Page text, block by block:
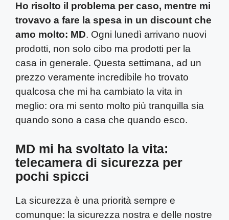
Ho risolto il problema per caso, mentre mi
trovavo a fare la spesa in un discount che
amo molto: MD. Ogni lunedì arrivano nuovi
prodotti, non solo cibo ma prodotti per la
casa in generale. Questa settimana, ad un
prezzo veramente incredibile ho trovato
qualcosa che mi ha cambiato la vita in
meglio: ora mi sento molto più tranquilla sia
quando sono a casa che quando esco.
MD mi ha svoltato la vita:
telecamera di sicurezza per
pochi spicci
La sicurezza è una priorità sempre e
comunque: la sicurezza nostra e delle nostre